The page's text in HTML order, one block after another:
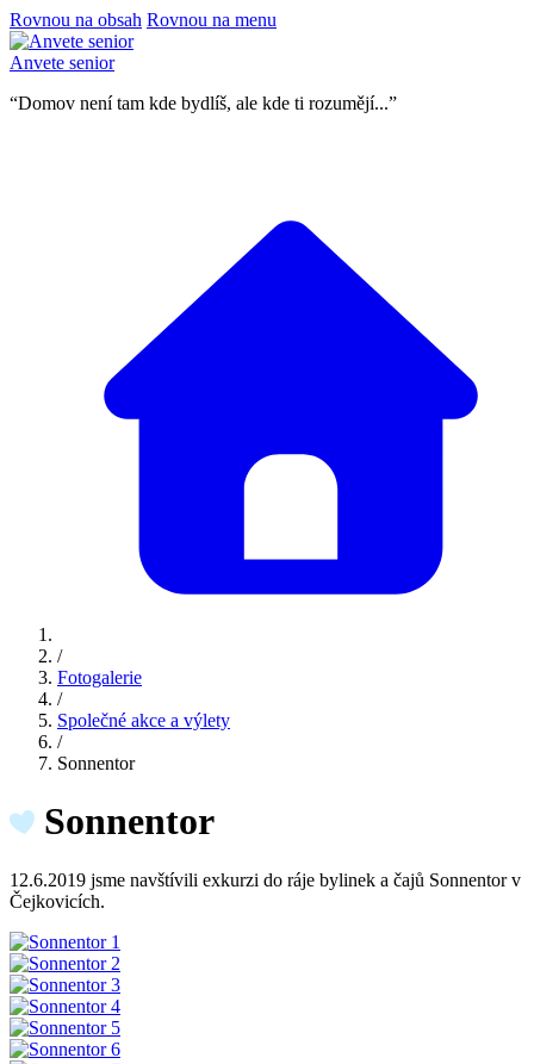
Rovnou na obsah Rovnou na menu
Anvete senior
“Domov není tam kde bydlíš, ale kde ti rozumějí...”
/
Fotogalerie
/
Společné akce a výlety
/
Sonnentor
Sonnentor
12.6.2019 jsme navštívili exkurzi do ráje bylinek a čajů Sonnentor v
Čejkovicích.